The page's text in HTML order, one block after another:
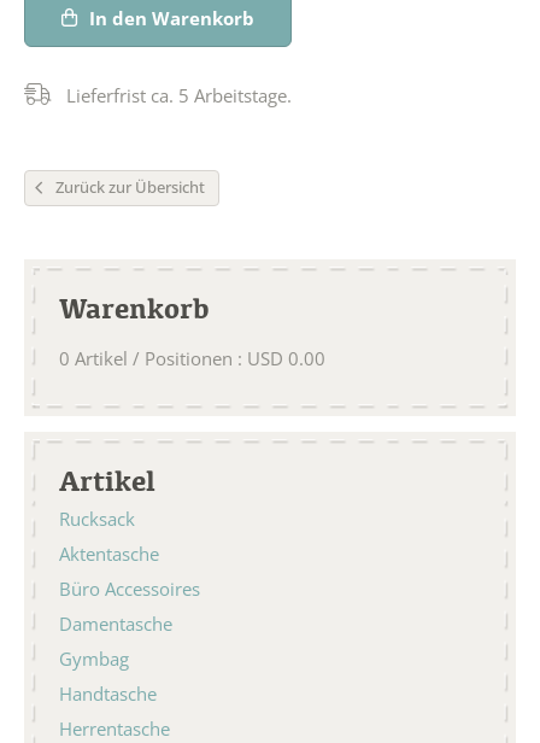
In den Warenkorb
Lieferfrist ca. 5 Arbeitstage.
Zurück zur Übersicht
Warenkorb
0 Artikel / Positionen : USD 0.00
Artikel
Rucksack
Aktentasche
Büro Accessoires
Damentasche
Gymbag
Handtasche
Herrentasche